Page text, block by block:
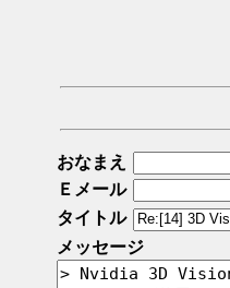
おなまえ
Ｅメール
タイトル
メッセージ